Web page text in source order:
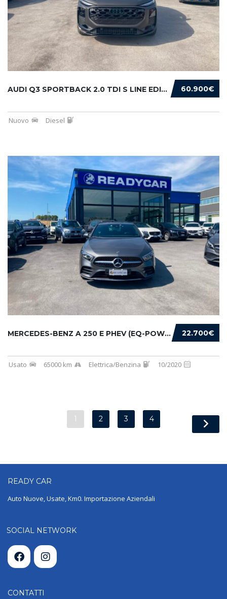
60.900€
AUDI Q3 SPORTBACK 2.0 TDI S LINE EDITION 150...
Nuovo Diesel
22.700€
MERCEDES-BENZ A 250 E PHEV (EQ-POWER) PREMIU...
Usato 65000 km Elettrica/Benzina 10/2020
1 2 3 4
READY CAR
Auto Nuove, Usate, Km0. Importazione Aziendali
SOCIAL NETWORK
CONTATTI